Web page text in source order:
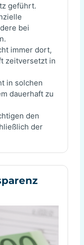
geführt.
bei
immer dort,
zeitversetzt in
in solchen
dauerhaft zu
den
der